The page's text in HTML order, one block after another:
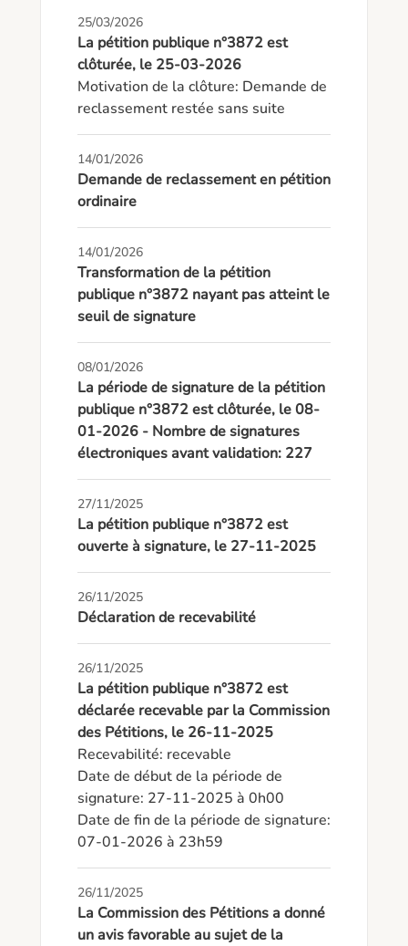
25/03/2026
La pétition publique n°3872 est
clôturée, le 25-03-2026
Motivation de la clôture: Demande de
reclassement restée sans suite
14/01/2026
Demande de reclassement en pétition
ordinaire
14/01/2026
Transformation de la pétition
publique n°3872 nayant pas atteint le
seuil de signature
08/01/2026
La période de signature de la pétition
publique n°3872 est clôturée, le 08-
01-2026 - Nombre de signatures
électroniques avant validation: 227
27/11/2025
La pétition publique n°3872 est
ouverte à signature, le 27-11-2025
26/11/2025
Déclaration de recevabilité
26/11/2025
La pétition publique n°3872 est
déclarée recevable par la Commission
des Pétitions, le 26-11-2025
Recevabilité: recevable
Date de début de la période de
signature: 27-11-2025 à 0h00
Date de fin de la période de signature:
07-01-2026 à 23h59
26/11/2025
La Commission des Pétitions a donné
un avis favorable au sujet de la